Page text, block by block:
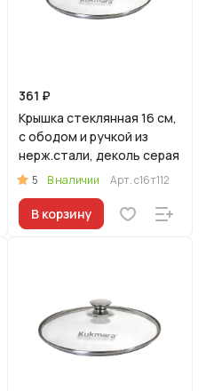
361 ₽
Крышка стеклянная 16 см,
с ободом и ручкой из
нерж.стали, деколь серая
5 В наличии Арт.с16т112
В корзину